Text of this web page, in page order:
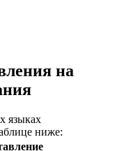
на
языках
ниже: